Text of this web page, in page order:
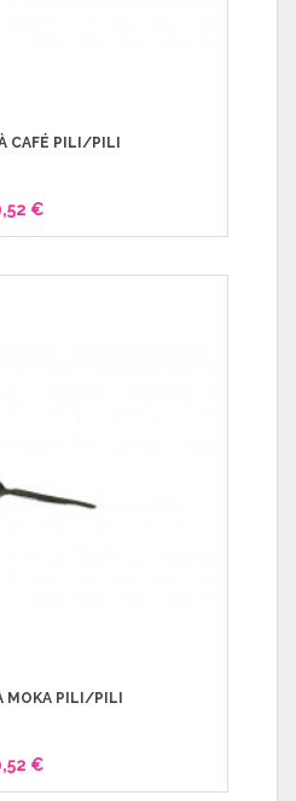
CAFÉ PILI/PILI
€
MOKA PILI/PILI
€